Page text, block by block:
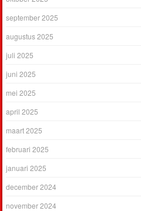
september 2025
augustus 2025
juli 2025
juni 2025
mei 2025
april 2025
maart 2025
februari 2025
januari 2025
december 2024
november 2024